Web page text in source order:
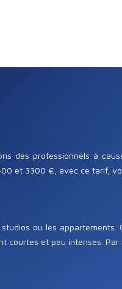
des professionnels à
et 3300 €, avec ce tarif,
ou les
et peu intenses.